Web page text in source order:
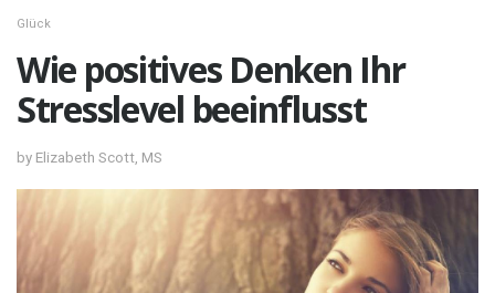
Glück
Wie positives Denken Ihr
Stresslevel beeinflusst
by Elizabeth Scott, MS